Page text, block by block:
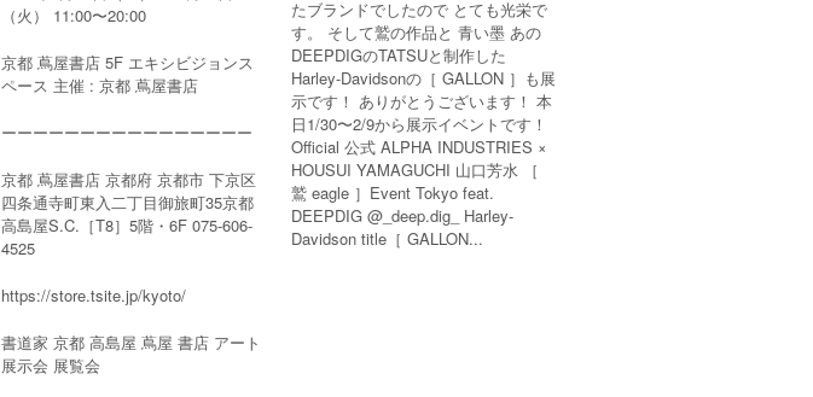
（火） 11:00〜20:00
京都 蔦屋書店 5F エキシビジョンス
ペース 主催 : 京都 蔦屋書店
ーーーーーーーーーーーーーーーー
京都 蔦屋書店 京都府 京都市 下京区
四条通寺町東入二丁目御旅町35京都
高島屋S.C.［T8］5階・6F 075-606-
4525
https://store.tsite.jp/kyoto/
書道家 京都 高島屋 蔦屋 書店 アート
展示会 展覧会
たブランドでしたので とても光栄で
す。 そして鷲の作品と 青い墨 あの
DEEPDIGのTATSUと制作した
Harley-Davidsonの［ GALLON ］も展
示です！ ありがとうございます！ 本
日1/30〜2/9から展示イベントです！
Official 公式 ALPHA INDUSTRIES ×
HOUSUI YAMAGUCHI 山口芳水 ［
鷲 eagle ］Event Tokyo feat.
DEEPDIG @_deep.dig_ Harley-
Davidson title［ GALLON...